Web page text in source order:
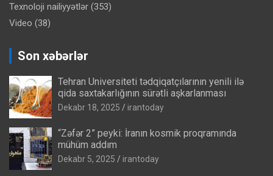
Texnoloji nailiyyətlər (353)
Video (38)
Son xəbərlər
Tehran Universiteti tədqiqatçılarının yenili ilə
qida saxtakarlığının sürətli aşkarlanması
Dekabr 18, 2025 irantoday
“Zəfər 2” peyki: İranın kosmik proqramında
mühüm addım
Dekabr 5, 2025 irantoday